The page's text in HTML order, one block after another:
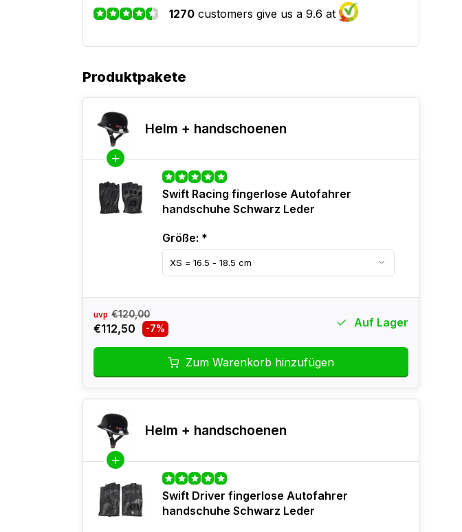
1270 customers give us a 9.6 at
Produktpakete
Helm + handschoenen
Swift Racing fingerlose Autofahrer
handschuhe Schwarz Leder
Größe: *
uvp €120,00
€112,50 -7% Auf Lager
Zum Warenkorb hinzufügen
Helm + handschoenen
Swift Driver fingerlose Autofahrer
handschuhe Schwarz Leder